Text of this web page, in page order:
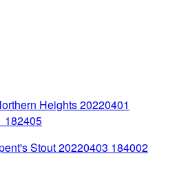
Heights 20220401
182405